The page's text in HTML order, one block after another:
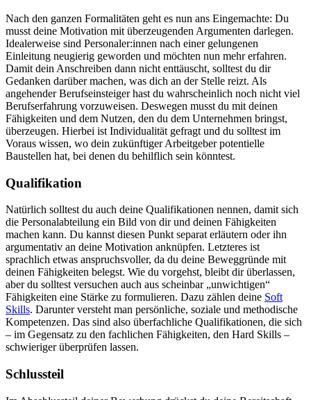
Nach den ganzen Formalitäten geht es nun ans Eingemachte: Du
musst deine Motivation mit überzeugenden Argumenten darlegen.
Idealerweise sind Personaler:innen nach einer gelungenen
Einleitung neugierig geworden und möchten nun mehr erfahren.
Damit dein Anschreiben dann nicht enttäuscht, solltest du dir
Gedanken darüber machen, was dich an der Stelle reizt. Als
angehender Berufseinsteiger hast du wahrscheinlich noch nicht viel
Berufserfahrung vorzuweisen. Deswegen musst du mit deinen
Fähigkeiten und dem Nutzen, den du dem Unternehmen bringst,
überzeugen. Hierbei ist Individualität gefragt und du solltest im
Voraus wissen, wo dein zukünftiger Arbeitgeber potentielle
Baustellen hat, bei denen du behilflich sein könntest.
Qualifikation
Natürlich solltest du auch deine Qualifikationen nennen, damit sich
die Personalabteilung ein Bild von dir und deinen Fähigkeiten
machen kann. Du kannst diesen Punkt separat erläutern oder ihn
argumentativ an deine Motivation anknüpfen. Letzteres ist
sprachlich etwas anspruchsvoller, da du deine Beweggründe mit
deinen Fähigkeiten belegst. Wie du vorgehst, bleibt dir überlassen,
aber du solltest versuchen auch aus scheinbar „unwichtigen“
Fähigkeiten eine Stärke zu formulieren. Dazu zählen deine Soft
Skills. Darunter versteht man persönliche, soziale und methodische
Kompetenzen. Das sind also überfachliche Qualifikationen, die sich
– im Gegensatz zu den fachlichen Fähigkeiten, den Hard Skills –
schwieriger überprüfen lassen.
Schlussteil